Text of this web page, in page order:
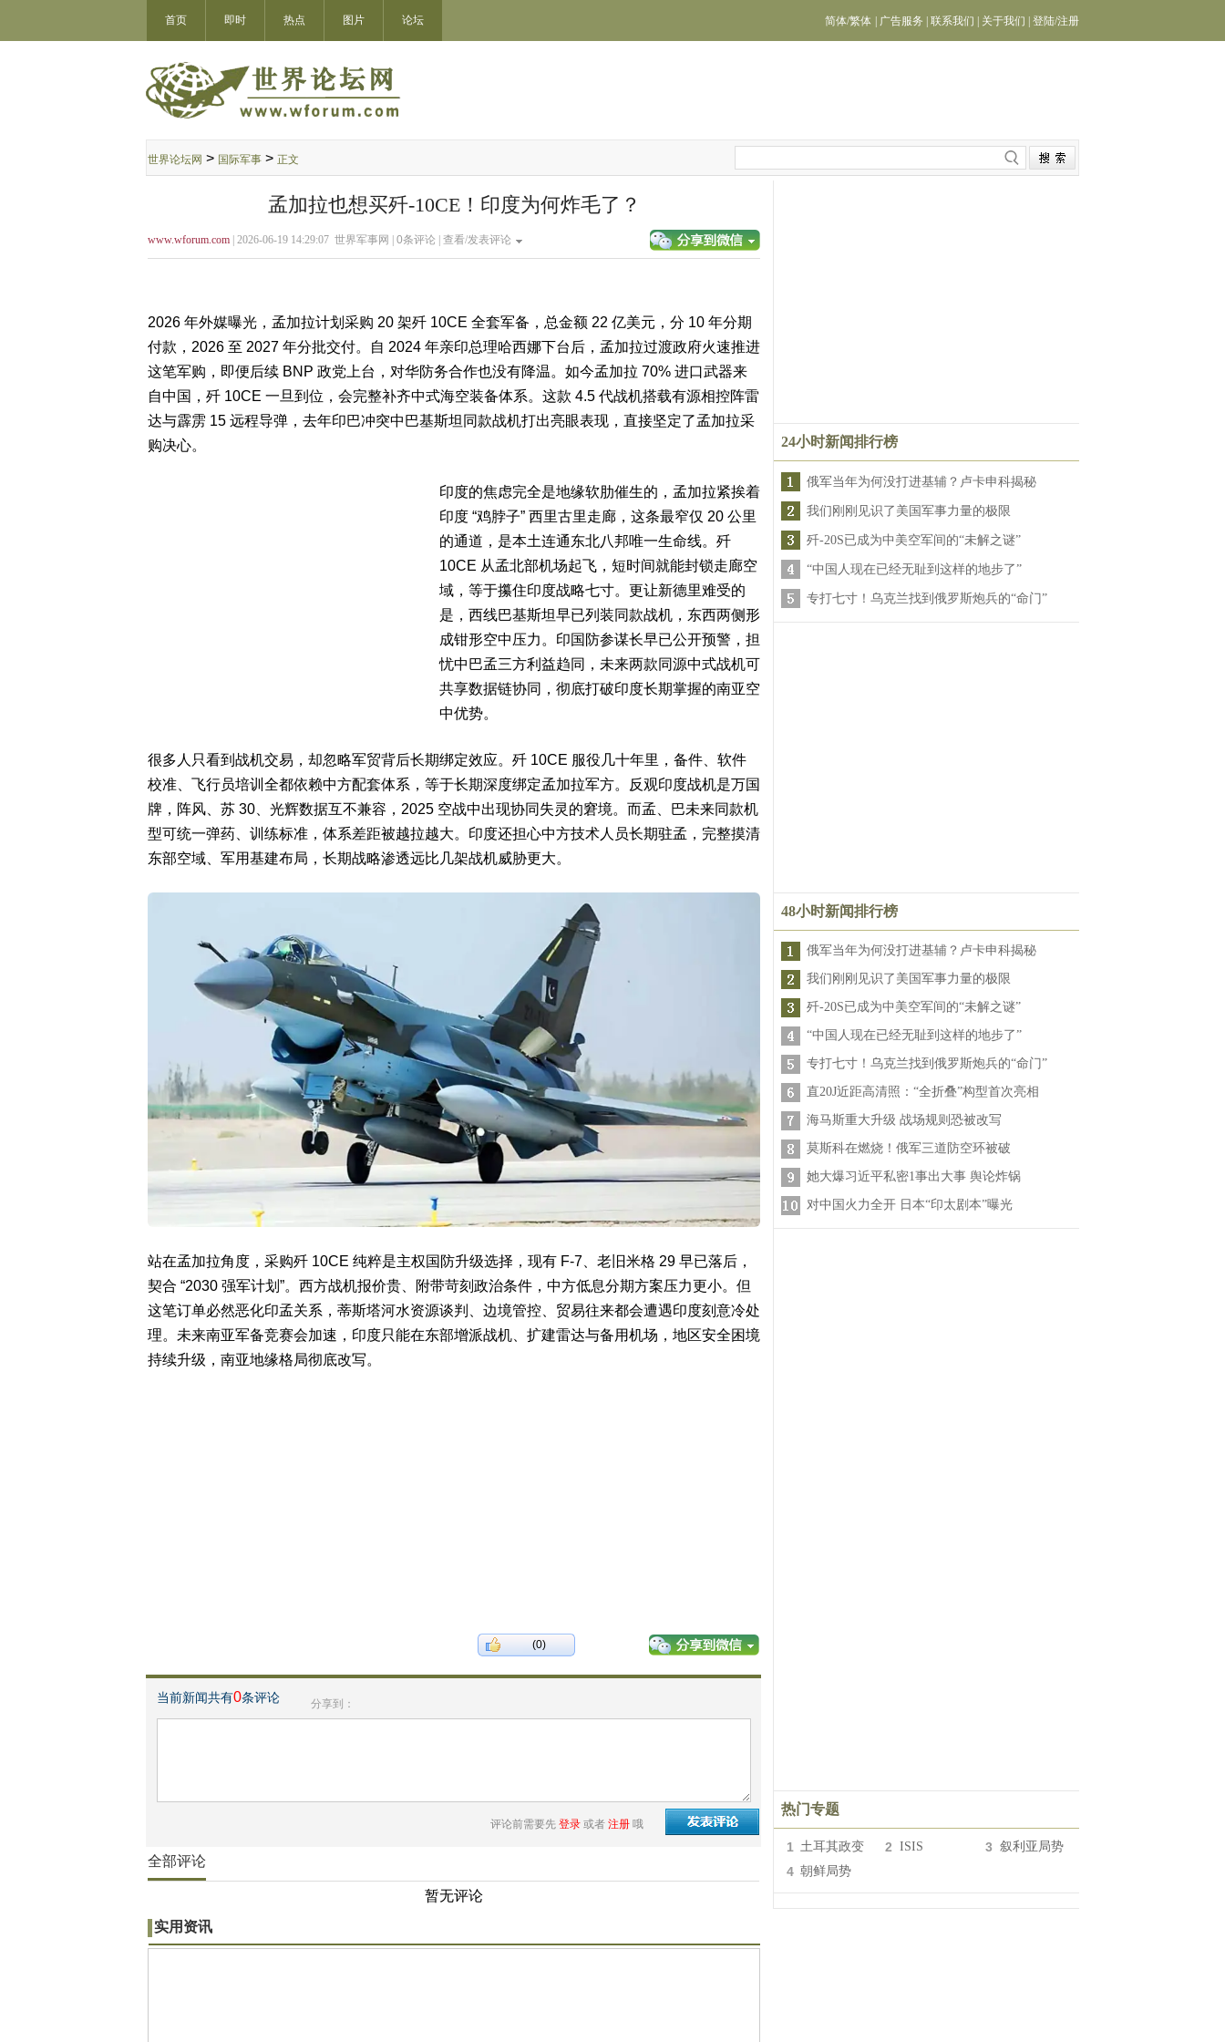
首页 即时 热点 图片 论坛 简体/繁体 广告服务 联系我们 关于我们 登陆/注册
世界论坛网 > 国际军事 > 正文
孟加拉也想买歼-10CE！印度为何炸毛了？
www.wforum.com | 2026-06-19 14:29:07 世界军事网 | 0条评论 | 查看/发表评论
2026 年外媒曝光，孟加拉计划采购 20 架歼 10CE 全套军备，总金额 22 亿美元，分 10 年分期
付款，2026 至 2027 年分批交付。自 2024 年亲印总理哈西娜下台后，孟加拉过渡政府火速推进
这笔军购，即便后续 BNP 政党上台，对华防务合作也没有降温。如今孟加拉 70% 进口武器来
自中国，歼 10CE 一旦到位，会完整补齐中式海空装备体系。这款 4.5 代战机搭载有源相控阵雷
达与霹雳 15 远程导弹，去年印巴冲突中巴基斯坦同款战机打出亮眼表现，直接坚定了孟加拉采
购决心。
印度的焦虑完全是地缘软肋催生的，孟加拉紧挨着
印度 “鸡脖子” 西里古里走廊，这条最窄仅 20 公里
的通道，是本土连通东北八邦唯一生命线。歼
10CE 从孟北部机场起飞，短时间就能封锁走廊空
域，等于攥住印度战略七寸。更让新德里难受的
是，西线巴基斯坦早已列装同款战机，东西两侧形
成钳形空中压力。印国防参谋长早已公开预警，担
忧中巴孟三方利益趋同，未来两款同源中式战机可
共享数据链协同，彻底打破印度长期掌握的南亚空
中优势。
很多人只看到战机交易，却忽略军贸背后长期绑定效应。歼 10CE 服役几十年里，备件、软件
校准、飞行员培训全都依赖中方配套体系，等于长期深度绑定孟加拉军方。反观印度战机是万国
牌，阵风、苏 30、光辉数据互不兼容，2025 空战中出现协同失灵的窘境。而孟、巴未来同款机
型可统一弹药、训练标准，体系差距被越拉越大。印度还担心中方技术人员长期驻孟，完整摸清
东部空域、军用基建布局，长期战略渗透远比几架战机威胁更大。
站在孟加拉角度，采购歼 10CE 纯粹是主权国防升级选择，现有 F-7、老旧米格 29 早已落后，
契合 “2030 强军计划”。西方战机报价贵、附带苛刻政治条件，中方低息分期方案压力更小。但
这笔订单必然恶化印孟关系，蒂斯塔河水资源谈判、边境管控、贸易往来都会遭遇印度刻意冷处
理。未来南亚军备竞赛会加速，印度只能在东部增派战机、扩建雷达与备用机场，地区安全困境
持续升级，南亚地缘格局彻底改写。
(0)
当前新闻共有0条评论 分享到：
评论前需要先 登录 或者 注册 哦
全部评论
暂无评论
实用资讯
24小时新闻排行榜
俄军当年为何没打进基辅？卢卡申科揭秘
我们刚刚见识了美国军事力量的极限
歼-20S已成为中美空军间的“未解之谜”
“中国人现在已经无耻到这样的地步了”
专打七寸！乌克兰找到俄罗斯炮兵的“命门”
48小时新闻排行榜
俄军当年为何没打进基辅？卢卡申科揭秘
我们刚刚见识了美国军事力量的极限
歼-20S已成为中美空军间的“未解之谜”
“中国人现在已经无耻到这样的地步了”
专打七寸！乌克兰找到俄罗斯炮兵的“命门”
直20J近距高清照：“全折叠”构型首次亮相
海马斯重大升级 战场规则恐被改写
莫斯科在燃烧！俄军三道防空环被破
她大爆习近平私密1事出大事 舆论炸锅
对中国火力全开 日本“印太剧本”曝光
热门专题
1 土耳其政变 2 ISIS 3 叙利亚局势
4 朝鲜局势